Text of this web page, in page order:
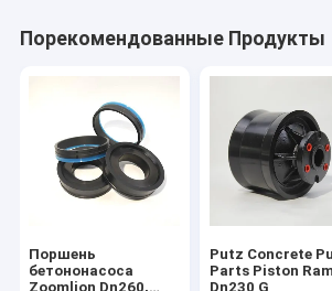
Порекомендованные Продукты
Поршень
бетононасоса
Zoomlion Dn260,
Putz Concrete
Parts Piston
Dn230 G